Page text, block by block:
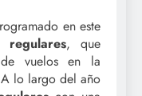
en este
, que
vuelos en la
lo largo del año